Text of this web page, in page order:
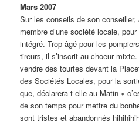
Mars 2007
Sur les conseils de son
membre d’une société locale,
intégré. Trop âgé pour les
tireurs, il s’inscrit au choeur
vendre des tourtes devant la
des Sociétés Locales, pour la
que, déclarera-t-elle au Matin «
de son temps pour mettre du
sont tristes et abandonnés